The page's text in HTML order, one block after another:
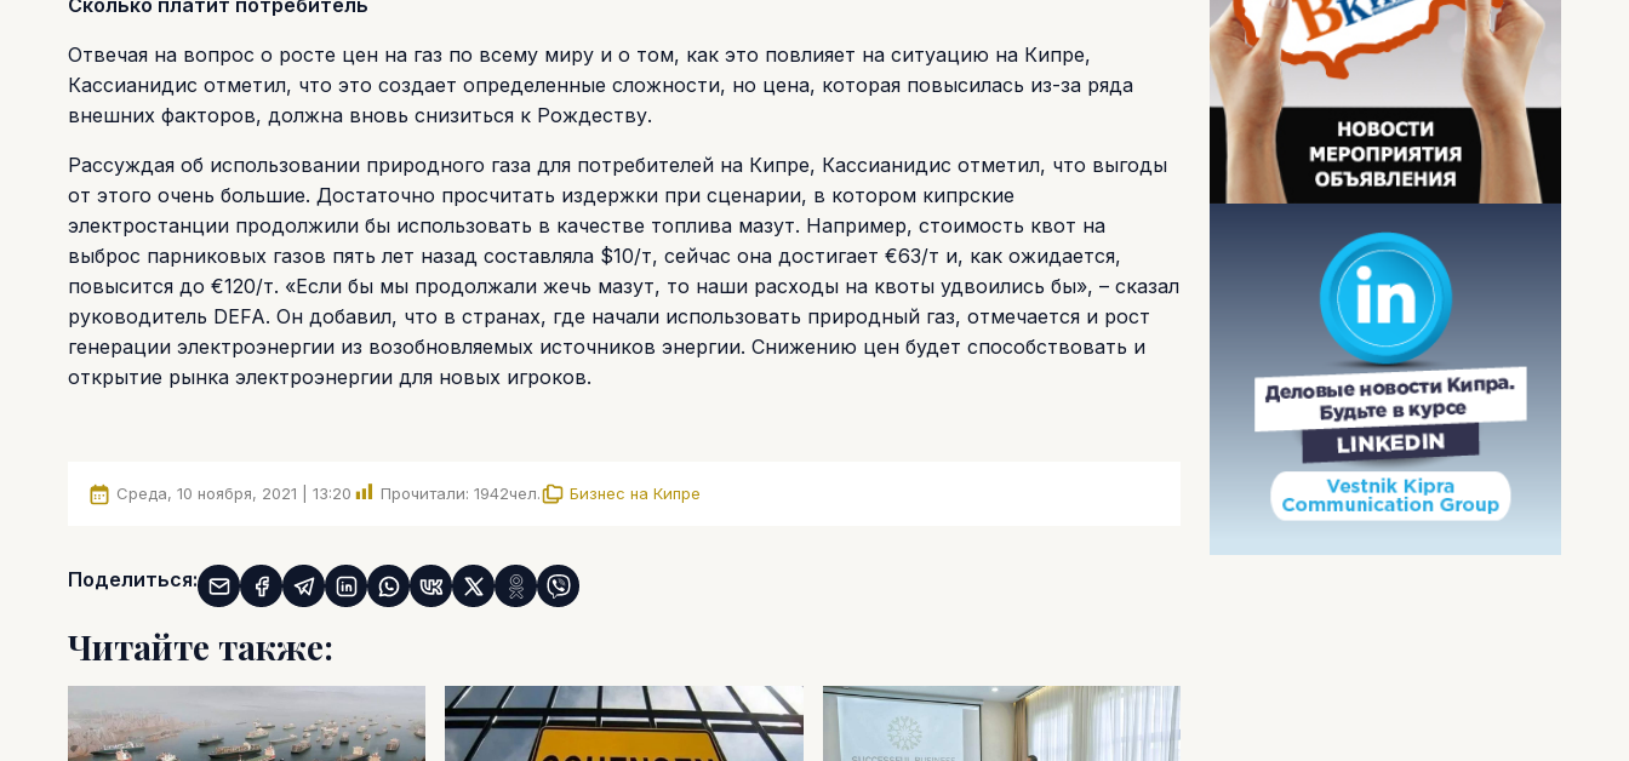
Отвечая на вопрос о росте цен на газ по всему миру и о том, как это повлияет на ситуацию на Кипре,
Кассианидис отметил, что это создает определенные сложности, но цена, которая повысилась из-за ряда
внешних факторов, должна вновь снизиться к Рождеству.
Рассуждая об использовании природного газа для потребителей на Кипре, Кассианидис отметил, что выгоды
от этого очень большие. Достаточно просчитать издержки при сценарии, в котором кипрские
электростанции продолжили бы использовать в качестве топлива мазут. Например, стоимость квот на
выброс парниковых газов пять лет назад составляла $10/т, сейчас она достигает €63/т и, как ожидается,
повысится до €120/т. «Если бы мы продолжали жечь мазут, то наши расходы на квоты удвоились бы», – сказал
руководитель DEFA. Он добавил, что в странах, где начали использовать природный газ, отмечается и рост
генерации электроэнергии из возобновляемых источников энергии. Снижению цен будет способствовать и
открытие рынка электроэнергии для новых игроков.
Среда, 10 ноября, 2021 | 13:20 Прочитали: 1942чел. Бизнес на Кипре
Поделиться:
Читайте также: